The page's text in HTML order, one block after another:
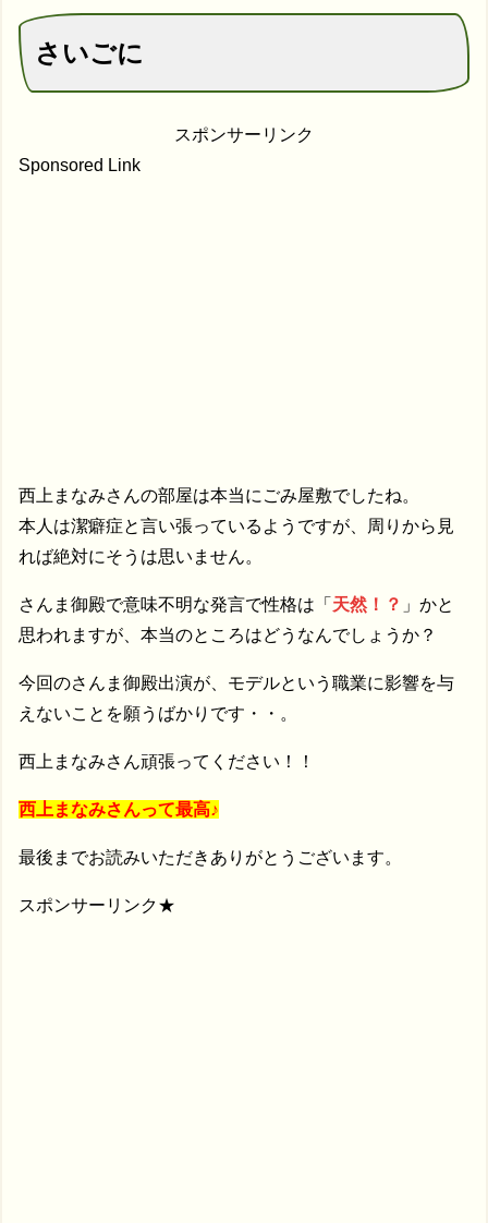
さいごに
スポンサーリンク
Sponsored Link
西上まなみさんの部屋は本当にごみ屋敷でしたね。
本人は潔癖症と言い張っているようですが、周りから見
れば絶対にそうは思いません。
さんま御殿で意味不明な発言で性格は「 天然！？ 」かと
思われますが、本当のところはどうなんでしょうか？
今回のさんま御殿出演が、モデルという職業に影響を与
えないことを願うばかりです・・。
西上まなみさん頑張ってください！！
西上まなみさんって最高♪
最後までお読みいただきありがとうございます。
スポンサーリンク★